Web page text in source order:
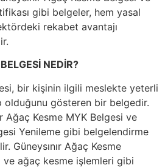
gibi belgeler, hem yasal
rekabet avantajı
NEDİR?
bir kişinin ilgili meslekte yeterli
olduğunu gösteren bir belgedir.
Ağaç Kesme MYK Belgesi ve
Yenileme gibi belgelendirme
Güneysınır Ağaç Kesme
ağaç kesme işlemleri gibi